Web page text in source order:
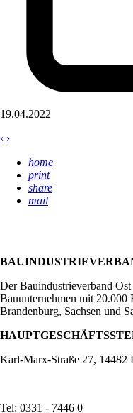
19.04.2022
‹ ›
home
print
share
mail
Der Bauindustrieverband
Bauunternehmen mit 20.000
Brandenburg, Sachsen und
Karl-Marx-Straße 27, 14482
Tel: 0331 - 7446 0